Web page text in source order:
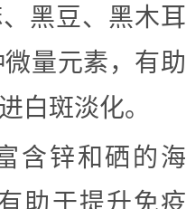
黑豆、黑木耳
量元素，有助
白斑淡化。
含锌和硒的海
助于提升免疫